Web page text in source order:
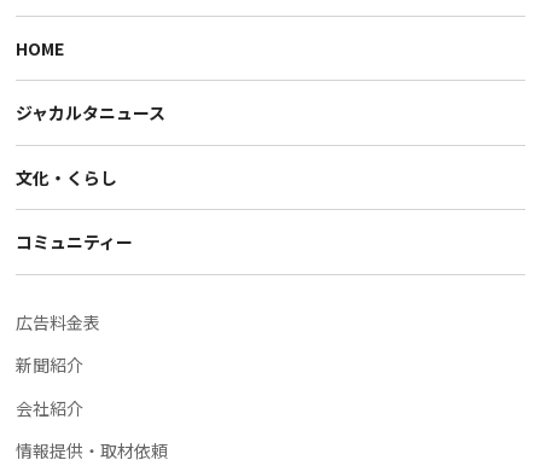
HOME
ジャカルタニュース
文化・くらし
コミュニティー
広告料金表
新聞紹介
会社紹介
情報提供・取材依頼